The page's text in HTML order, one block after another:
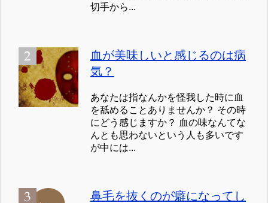
切手から...
血が美味しいと感じるのは病
気？
あなたは指なんかを怪我した時に血
を舐めることありませんか？ その時
にどう感じますか？ 血の味なんてな
んとも思わないという人も多いです
が中には...
鼻毛を抜くのが癖になってし